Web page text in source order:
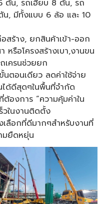
ตัน, รถเฮี๊ยบ 8 ตัน, รถ
น, มีทั้งแบบ 6 ล้อ และ 10
ร้าง, ยกสินค้าเข้า-ออก
หรือโครงสร้างเบา,งานขน
เครนช่วยยก
นตอนเดียว ลดค่าใช้จ่าย
ได้ดีสุดๆในพื้นที่จำกัด
ต้องการ “ความคุ้มค่าใน
วในงานติดตั้ง
เลือกที่ดีมากๆสำหรับงานที่
มยืดหยุ่น